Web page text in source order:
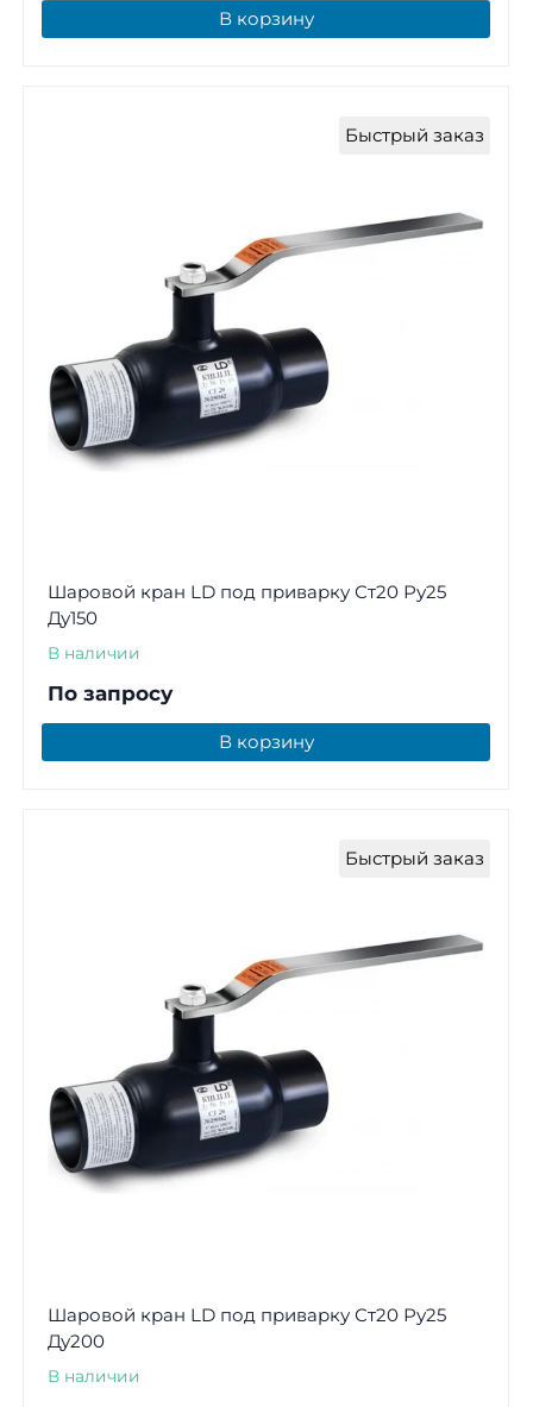
В корзину
Быстрый заказ
Шаровой кран LD под приварку Ст20 Ру25
Ду150
В наличии
По запросу
В корзину
Быстрый заказ
Шаровой кран LD под приварку Ст20 Ру25
Ду200
В наличии